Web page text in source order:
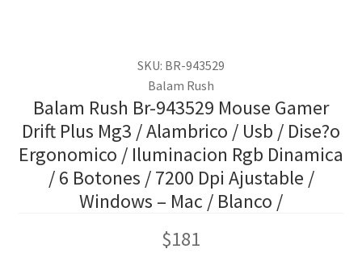
SKU: BR-943529
Balam Rush
Balam Rush Br-943529 Mouse Gamer
Drift Plus Mg3 / Alambrico / Usb / Dise?o
Ergonomico / Iluminacion Rgb Dinamica
/ 6 Botones / 7200 Dpi Ajustable /
Windows – Mac / Blanco /
$181